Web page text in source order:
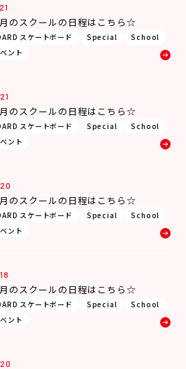
のスクールの日程はこちら☆
スケートボード Special
School
ント
のスクールの日程はこちら☆
スケートボード Special
School
ント
のスクールの日程はこちら☆
スケートボード Special
School
ント
のスクールの日程はこちら☆
スケートボード Special
School
ント